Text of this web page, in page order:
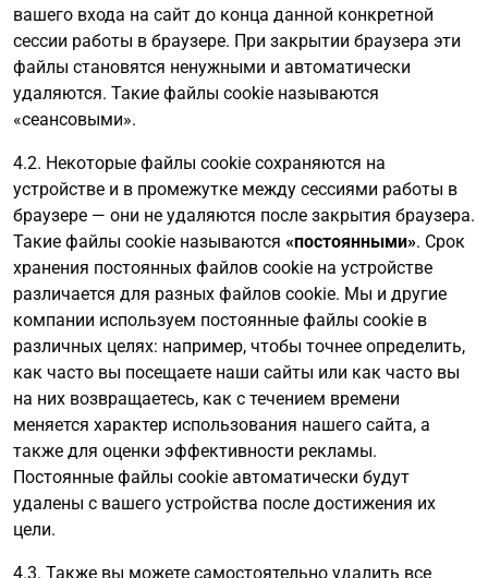
вашего входа на сайт до конца данной конкретной
сессии работы в браузере. При закрытии браузера эти
файлы становятся ненужными и автоматически
удаляются. Такие файлы cookie называются
«сеансовыми».
4.2. Некоторые файлы cookie сохраняются на
устройстве и в промежутке между сессиями работы в
браузере — они не удаляются после закрытия браузера.
Такие файлы cookie называются «постоянными». Срок
хранения постоянных файлов cookie на устройстве
различается для разных файлов cookie. Мы и другие
компании используем постоянные файлы cookie в
различных целях: например, чтобы точнее определить,
как часто вы посещаете наши сайты или как часто вы
на них возвращаетесь, как с течением времени
меняется характер использования нашего сайта, а
также для оценки эффективности рекламы.
Постоянные файлы cookie автоматически будут
удалены с вашего устройства после достижения их
цели.
4.3. Также вы можете самостоятельно удалить все